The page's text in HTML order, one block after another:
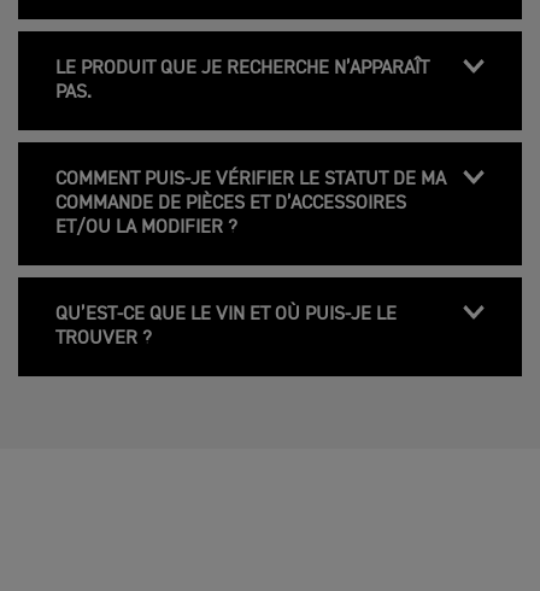
LE PRODUIT QUE JE RECHERCHE N’APPARAÎT
PAS.
COMMENT PUIS-JE VÉRIFIER LE STATUT DE MA
COMMANDE DE PIÈCES ET D’ACCESSOIRES
ET/OU LA MODIFIER ?
QU’EST-CE QUE LE VIN ET OÙ PUIS-JE LE
TROUVER ?